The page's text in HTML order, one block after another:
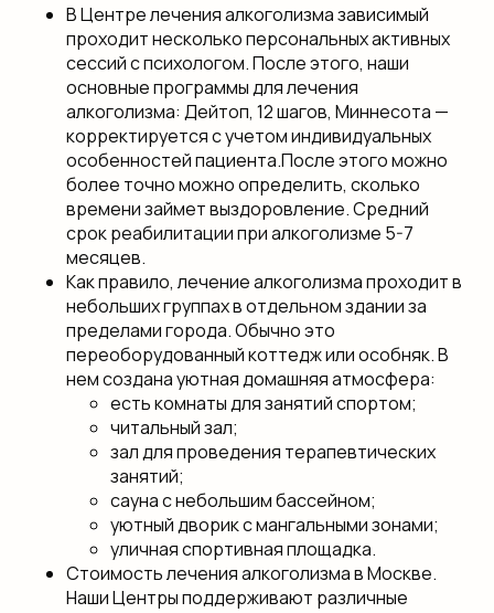
В Центре лечения алкоголизма зависимый
проходит несколько персональных активных
сессий с психологом. После этого, наши
основные программы для лечения
алкоголизма: Дейтоп, 12 шагов, Миннесота —
корректируется с учетом индивидуальных
особенностей пациента.После этого можно
более точно можно определить, сколько
времени займет выздоровление. Средний
срок реабилитации при алкоголизме 5-7
месяцев.
Как правило, лечение алкоголизма проходит в
небольших группах в отдельном здании за
пределами города. Обычно это
переоборудованный коттедж или особняк. В
нем создана уютная домашняя атмосфера:
есть комнаты для занятий спортом;
читальный зал;
зал для проведения терапевтических
занятий;
сауна с небольшим бассейном;
уютный дворик с мангальными зонами;
уличная спортивная площадка.
Стоимость лечения алкоголизма в Москве.
Наши Центры поддерживают различные